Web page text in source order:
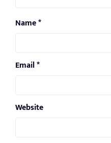
Name*
Email*
Website